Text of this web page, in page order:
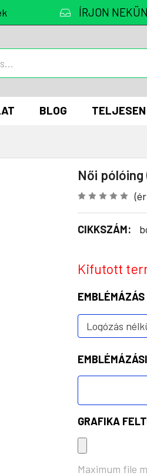
ÍRJON
BLOG TELJESEN
Női pólóing
CIKKSZÁM:
Kifutott
GRAFIKA
Maximum file